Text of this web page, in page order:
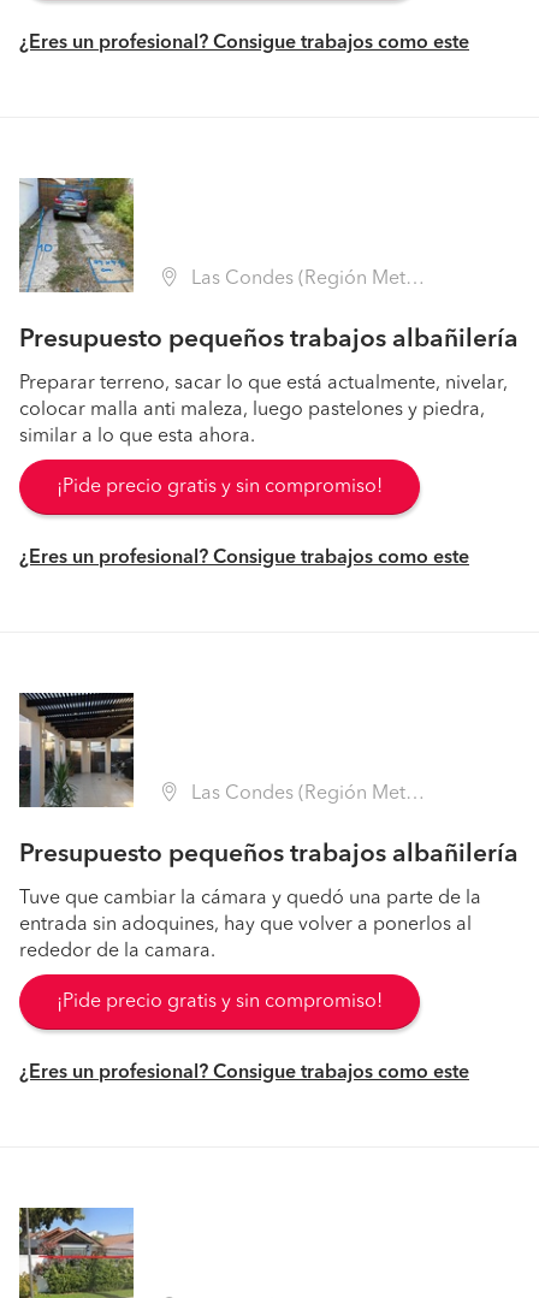
¿Eres un profesional? Consigue trabajos como este
Las Condes (Región Metropolitana - Santiago)
Presupuesto pequeños trabajos albañilería
Preparar terreno, sacar lo que está actualmente, nivelar,
colocar malla anti maleza, luego pastelones y piedra,
similar a lo que esta ahora.
¡Pide precio gratis y sin compromiso!
¿Eres un profesional? Consigue trabajos como este
Las Condes (Región Metropolitana - Santiago)
Presupuesto pequeños trabajos albañilería
Tuve que cambiar la cámara y quedó una parte de la
entrada sin adoquines, hay que volver a ponerlos al
rededor de la camara.
¡Pide precio gratis y sin compromiso!
¿Eres un profesional? Consigue trabajos como este